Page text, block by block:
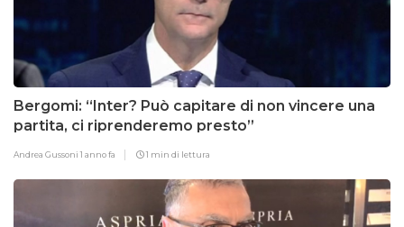
Bergomi: “Inter? Può capitare di non vincere una
partita, ci riprenderemo presto”
Andrea Gussoni1 anno fa 1 min di lettura